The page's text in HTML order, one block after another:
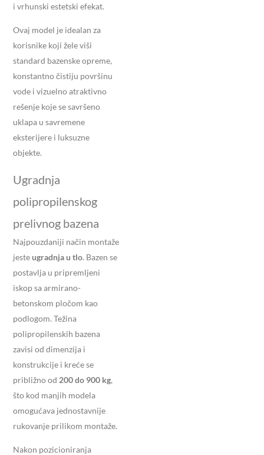
i vrhunski estetski efekat.
Ovaj model je idealan za
korisnike koji žele viši
standard bazenske opreme,
konstantno čistiju površinu
vode i vizuelno atraktivno
rešenje koje se savršeno
uklapa u savremene
eksterijere i luksuzne
objekte.
Ugradnja
polipropilenskog
prelivnog bazena
Najpouzdaniji način montaže
jesteugradnja u tlo. Bazen se
postavlja u pripremljeni
iskop sa armirano-
betonskom pločom kao
podlogom. Težina
polipropilenskih bazena
zavisi od dimenzija i
konstrukcije i kreće se
približno od 200 do 900 kg,
što kod manjih modela
omogućava jednostavnije
rukovanje prilikom montaže.
Nakon pozicioniranja